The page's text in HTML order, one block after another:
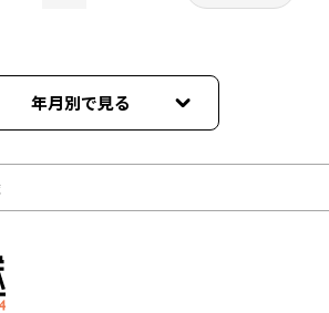
年月別で見る
11月
10月
07月